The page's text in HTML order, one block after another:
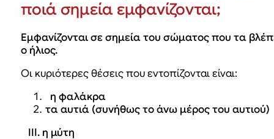
ποιά σημεία εμφανίζονται;
Εμφανίζονται σε σημεία του σώματος που τα
ο ήλιος.
Οι κυριότερες θέσεις που εντοπίζονται είναι:
η φαλάκρα
τα αυτιά (συνήθως το άνω μέρος του αυτιού)
III. η μύτη